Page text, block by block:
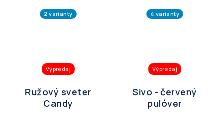
2 varianty 4 varianty
Výpredaj
Ružový sveter
Candy
Výpredaj
Sivo - červený
pulóver